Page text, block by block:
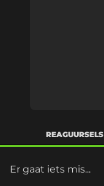
REAGUURSELS
Er gaat iets mis...